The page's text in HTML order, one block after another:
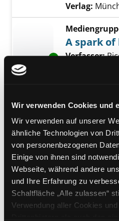
Wir verwenden Cookies und
Wir verwenden auf unserer
ähnliche Technologien von
von personenbezogenen
Einige von ihnen sind
Webseite, während andere
und Ihre Erfahrung zu
Schaltfläche „Alle zulassen“
Verwendung aller Cookies
Verlag:
Exemplar-
A spark
Verfasser:
Lilli, 14,
Verfasser:
Jahr:2006
aufgeklärt